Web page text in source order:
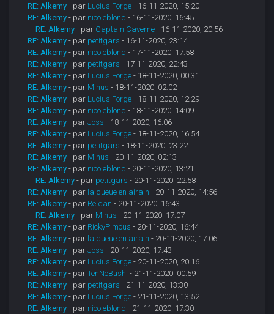
RE: Alkemy - par Lucius Forge - 16-11-2020, 15:20
RE: Alkemy - par nicoleblond - 16-11-2020, 16:45
RE: Alkemy - par Captain Caverne - 16-11-2020, 20:56
RE: Alkemy - par petitgars - 16-11-2020, 23:14
RE: Alkemy - par nicoleblond - 17-11-2020, 17:58
RE: Alkemy - par petitgars - 17-11-2020, 22:43
RE: Alkemy - par Lucius Forge - 18-11-2020, 00:31
RE: Alkemy - par Minus - 18-11-2020, 02:02
RE: Alkemy - par Lucius Forge - 18-11-2020, 12:29
RE: Alkemy - par nicoleblond - 18-11-2020, 14:09
RE: Alkemy - parJoss - 18-11-2020, 16:06
RE: Alkemy - par Lucius Forge - 18-11-2020, 16:54
RE: Alkemy - par petitgars - 18-11-2020, 23:22
RE: Alkemy - par Minus - 20-11-2020, 02:13
RE: Alkemy - par nicoleblond - 20-11-2020, 13:21
RE: Alkemy - par petitgars - 20-11-2020, 22:58
RE: Alkemy - par la queue en airain - 20-11-2020, 14:56
RE: Alkemy - par Reldan - 20-11-2020, 16:43
RE: Alkemy - par Minus - 20-11-2020, 17:07
RE: Alkemy - par RickyPimous - 20-11-2020, 16:44
RE: Alkemy - par la queue en airain - 20-11-2020, 17:06
RE: Alkemy - parJoss - 20-11-2020, 17:43
RE: Alkemy - par Lucius Forge - 20-11-2020, 20:16
RE: Alkemy - parTenNoBushi - 21-11-2020, 00:59
RE: Alkemy - par petitgars - 21-11-2020, 13:30
RE: Alkemy - par Lucius Forge - 21-11-2020, 13:52
RE: Alkemy - par nicoleblond - 21-11-2020, 17:30